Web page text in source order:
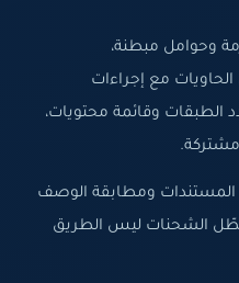
وحوامل مبطنة،
مع إجراءات
الطبقات وقائمة محتويات،
مشتركة.
المستندات ومطابقة الوصف
الشحنات ليس الطريق